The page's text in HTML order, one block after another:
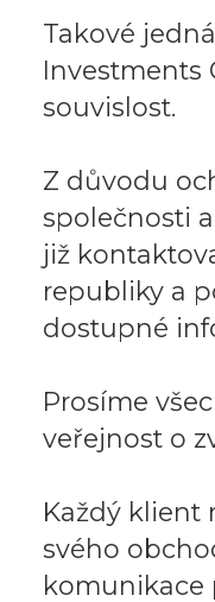
Takové
Investments
souvislost.
Z důvodu
společnosti
již
republiky a
dostupné
Prosíme
veřejnost o
Každý klient
svého
komunikace